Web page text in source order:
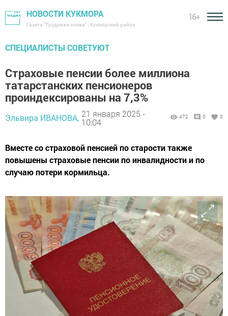
НОВОСТИ КУКМОРА
Газета "Трудовая слава" - Кукморский район
16+
СПЕЦИАЛИСТЫ СОВЕТУЮТ
Страховые пенсии более миллиона
татарстанских пенсионеров
проиндексированы на 7,3%
Эльвира ИВАНОВА, 21 января 2025 -
10:04
472 0 0
Вместе со страховой пенсией по старости также
повышены страховые пенсии по инвалидности и по
случаю потери кормильца.